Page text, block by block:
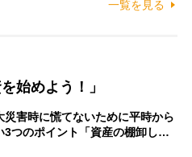
一覧を見る
始めよう！」
災害時に慌てないために平時から
3つのポイント「資産の棚卸し…